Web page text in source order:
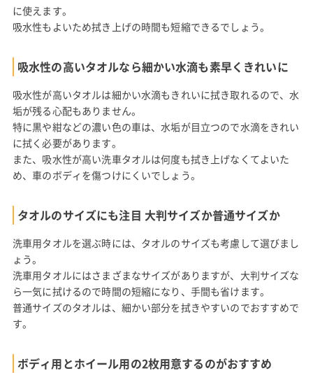
に使えます。
吸水性もよいため拭き上げの時間も短縮できるでしょう。
吸水性の高いタオルなら細かい水滴も素早くきれいに
吸水性が高いタオルは細かい水滴もきれいに拭き取れるので、水
垢が残る心配もありません。
特に黒や紺などの濃い色の車は、水垢が目立つので水滴をきれい
に拭く必要があります。
また、吸水性が高い洗車タオルは何度も拭き上げなくてよいた
め、車のボディを傷つけにくいでしょう。
タオルのサイズにも注目 大判サイズか普通サイズか
洗車用タオルを選ぶ時には、タオルのサイズも考慮して選びまし
ょう。
洗車用タオルにはさまざまなサイズがありますが、大判サイズな
ら一気に拭けるので時間の短縮になり、手間も省けます。
普通サイズのタオルは、細かい部分を拭きやすいのでおすすめで
す。
ボディ用とホイール用の2枚用意するのがおすすめ